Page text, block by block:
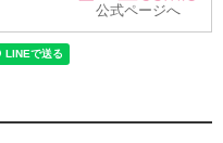
公式ページへ